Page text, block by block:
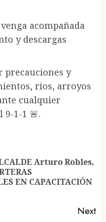
acompañada
y descargas
precauciones y
ríos, arroyos
cualquier
1-1 🚨.
Arturo Robles,
EN CAPACITACIÓN
Next